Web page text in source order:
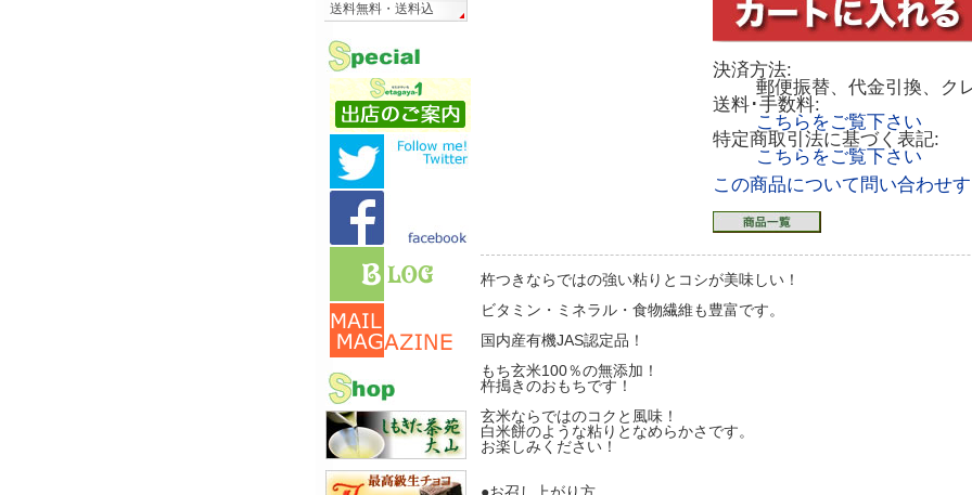
決済方法:
郵便振替、代金引換、ク
送料･手数料:
こちらをご覧下さい
特定商取引法に基づく表記:
こちらをご覧下さい
この商品について問い合わせ
杵つきならではの強い粘りとコシが美味しい！
ビタミン・ミネラル・食物繊維も豊富です。
国内産有機JAS認定品！
もち玄米100％の無添加！
杵搗きのおもちです！
玄米ならではのコクと風味！
白米餅のような粘りとなめらかさです。
お楽しみください！
送料無料・送料込